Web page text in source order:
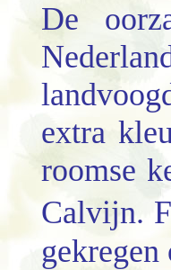
De
extra
roomse
Calvijn.